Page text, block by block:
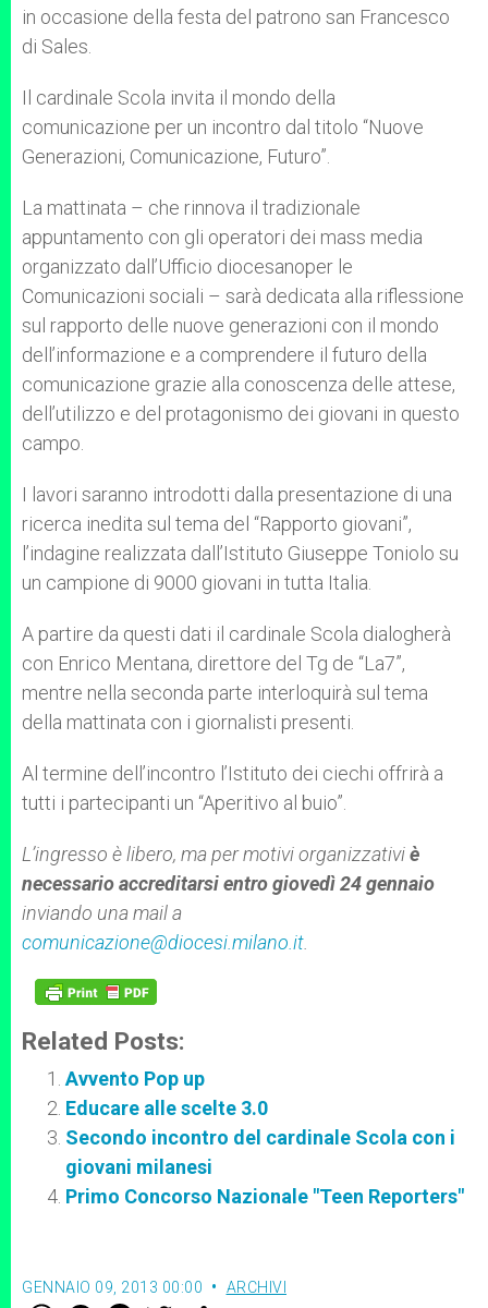
in occasione della festa del patrono san Francesco
di Sales.
Il cardinale Scola invita il mondo della
comunicazione per un incontro dal titolo “Nuove
Generazioni, Comunicazione, Futuro”.
La mattinata – che rinnova il tradizionale
appuntamento con gli operatori dei mass media
organizzato dall’Ufficio diocesanoper le
Comunicazioni sociali – sarà dedicata alla riflessione
sul rapporto delle nuove generazioni con il mondo
dell’informazione e a comprendere il futuro della
comunicazione grazie alla conoscenza delle attese,
dell’utilizzo e del protagonismo dei giovani in questo
campo.
I lavori saranno introdotti dalla presentazione di una
ricerca inedita sul tema del “Rapporto giovani”,
l’indagine realizzata dall’Istituto Giuseppe Toniolo su
un campione di 9000 giovani in tutta Italia.
A partire da questi dati il cardinale Scola dialogherà
con Enrico Mentana, direttore del Tg de “La7”,
mentre nella seconda parte interloquirà sul tema
della mattinata con i giornalisti presenti.
Al termine dell’incontro l’Istituto dei ciechi offrirà a
tutti i partecipanti un “Aperitivo al buio”.
L’ingresso è libero, ma per motivi organizzativiè
necessario accreditarsi entro giovedì 24 gennaio
inviando una mail a
comunicazione@diocesi.milano.it
Related Posts:
Avvento Pop up
Educare alle scelte 3.0
Secondo incontro del cardinale Scola con i
giovani milanesi
Primo Concorso Nazionale "Teen Reporters"
GENNAIO 09, 2013 00:00 ARCHIVI